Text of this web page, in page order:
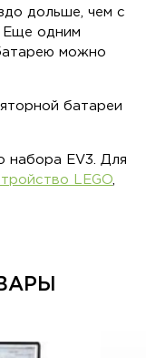
дольше, чем с
Еще одним
можно
батареи
набора EV3. Для
LEGO